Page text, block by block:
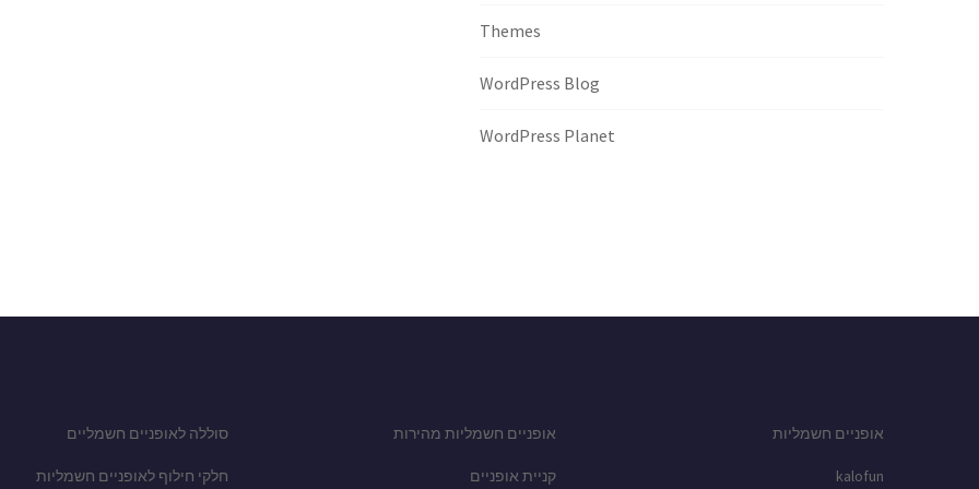
Themes
WordPress Blog
WordPress Planet
אופניים חשמליות
kalofun
אופניים חשמליות מהירות
קניית אופניים
סוללה לאופניים חשמליים
חלקי חילוף לאופניים חשמליות